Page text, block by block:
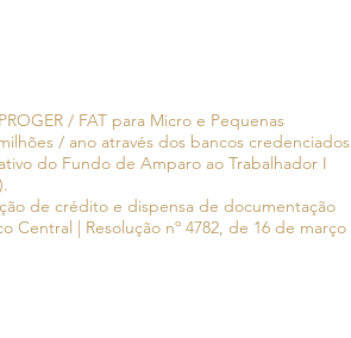
/ FAT para Micro e Pequenas
/ ano através dos bancos credenciados
do Fundo de Amparo ao Trabalhador I
de crédito e dispensa de documentação
Central | Resolução nº 4782, de 16 de março